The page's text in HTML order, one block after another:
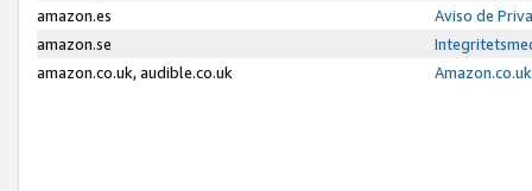
amazon.es
Aviso de
amazon.se
amazon.co.uk, audible.co.uk